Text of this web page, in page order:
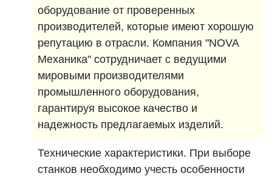
оборудование от проверенных
производителей, которые имеют хорошую
репутацию в отрасли. Компания "NOVA
Механика" сотрудничает с ведущими
мировыми производителями
промышленного оборудования,
гарантируя высокое качество и
надежность предлагаемых изделий.
Технические характеристики. При выборе
станков необходимо учесть особенности